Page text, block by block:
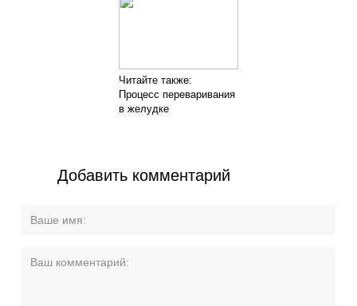
Читайте также:
Процесс переваривания
в желудке
Добавить комментарий